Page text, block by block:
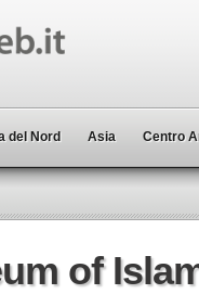
del Nord Asia Centro
of